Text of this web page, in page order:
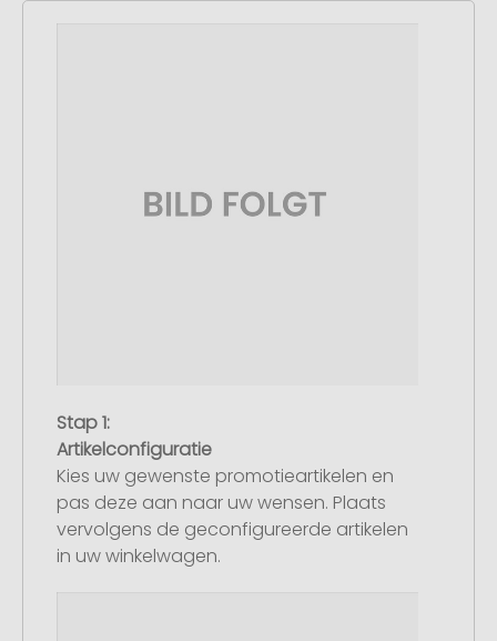
Stap 1:
Artikelconfiguratie
Kies uw gewenste promotieartikelen en
pas deze aan naar uw wensen. Plaats
vervolgens de geconfigureerde artikelen
in uw winkelwagen.